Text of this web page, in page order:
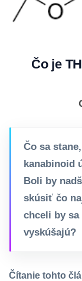
Čo je
Čo sa
kanabinoid
Boli by
skúsiť čo
chceli by
vyskúšajú?
Čítanie tohto